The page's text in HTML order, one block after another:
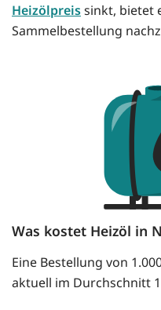
Heizölpreissinkt, bietet
Sammelbestellung
Was kostet Heizöl in
Eine Bestellung von
aktuell im Durchschnitt